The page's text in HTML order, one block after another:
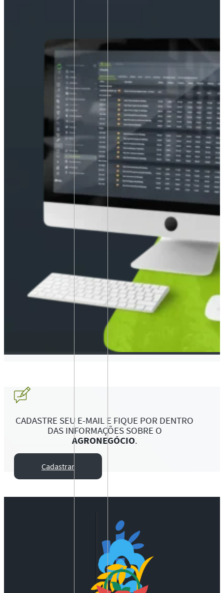
CADASTRE SEU E-MAIL E FIQUE POR DENTRO
DAS INFORMAÇÕES SOBRE O
AGRONEGÓCIO.
Cadastrar